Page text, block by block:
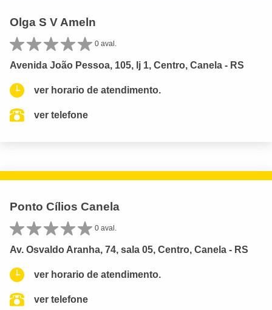
Olga S V Ameln
0 aval.
Avenida João Pessoa, 105, lj 1, Centro, Canela - RS
ver horario de atendimento.
ver telefone
Ponto Cílios Canela
0 aval.
Av. Osvaldo Aranha, 74, sala 05, Centro, Canela - RS
ver horario de atendimento.
ver telefone